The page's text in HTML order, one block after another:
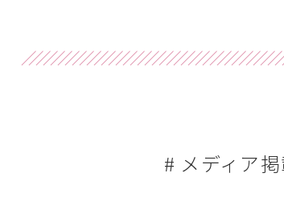
# メディア